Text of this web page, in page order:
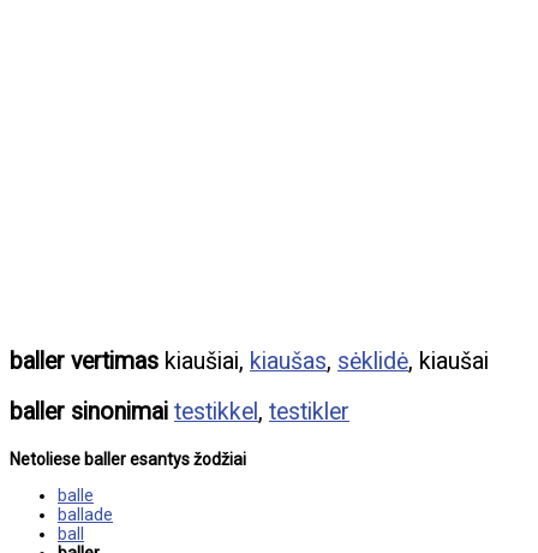
baller vertimas kiaušiai, kiaušas, sėklidė, kiaušai
baller sinonimai testikkel , testikler
Netoliese baller esantys žodžiai
balle
ballade
ball